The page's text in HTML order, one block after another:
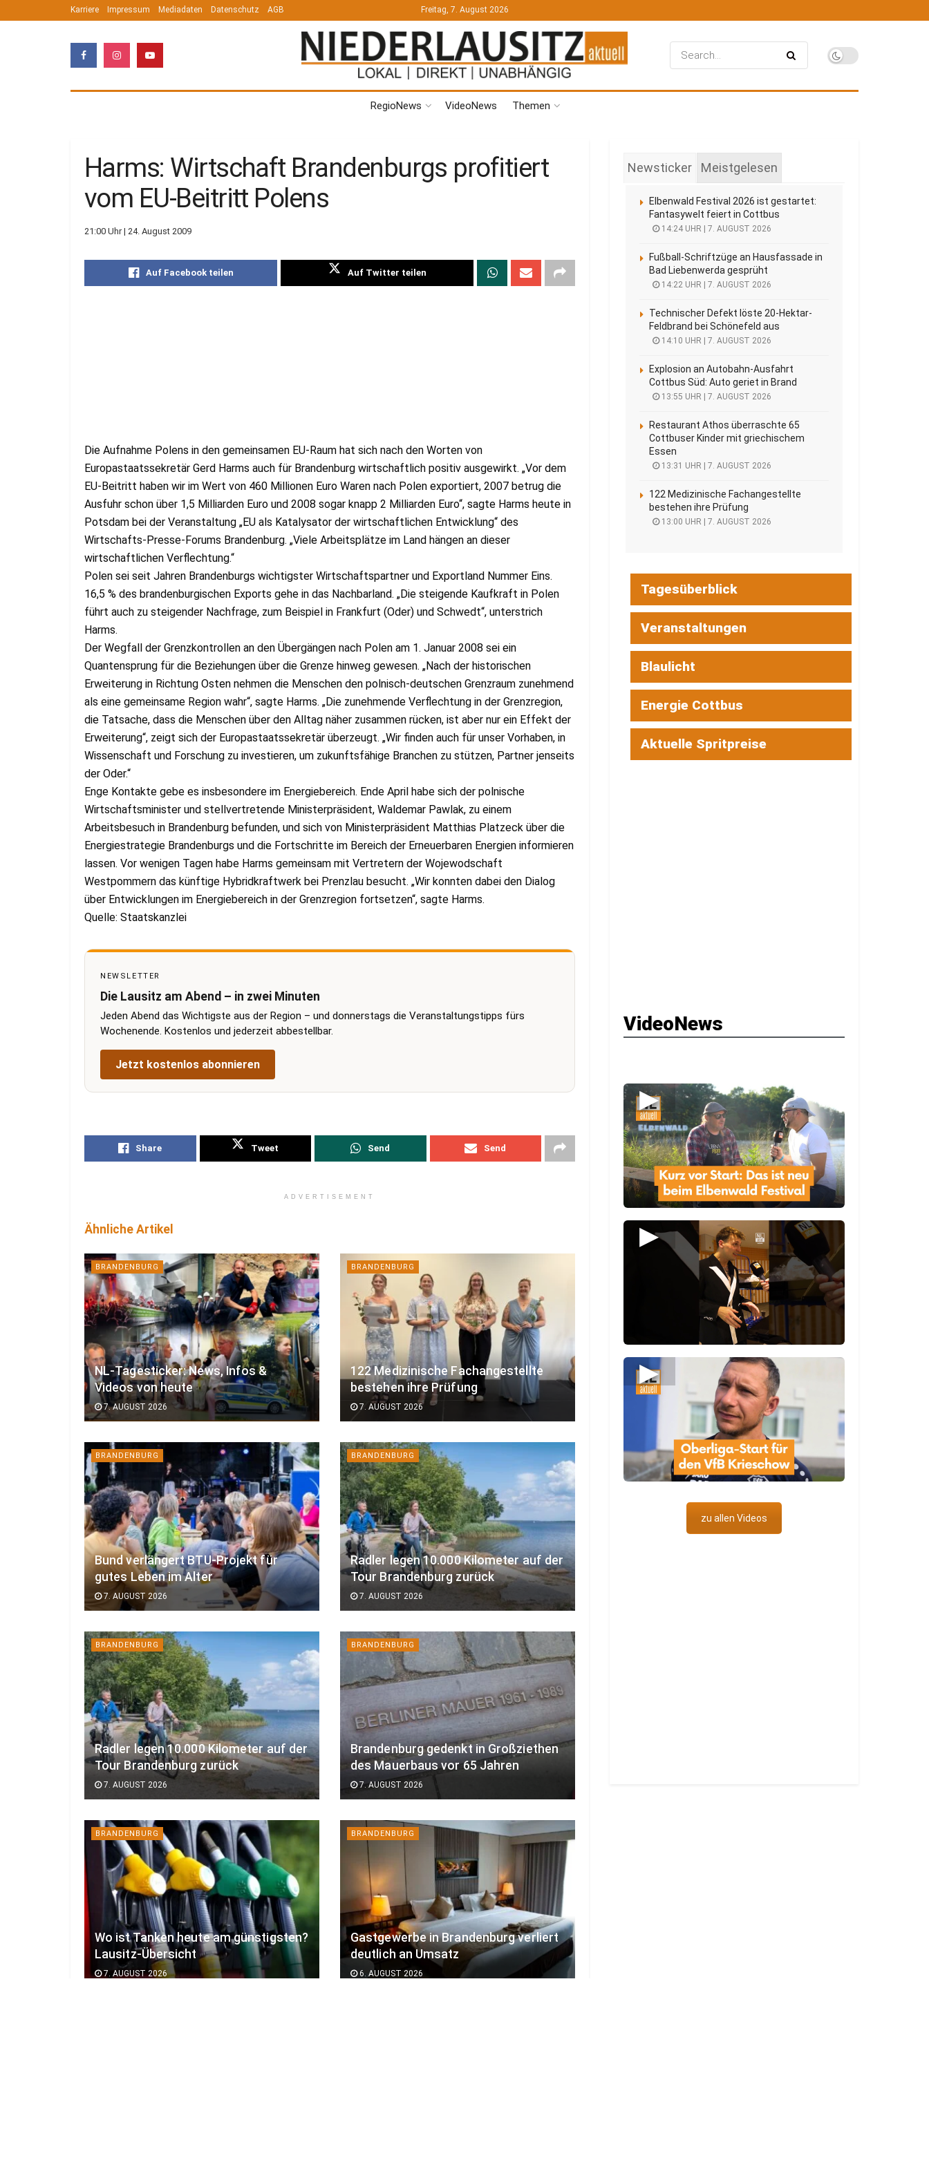
Karriere Impressum Mediadaten Datenschutz AGB Freitag, 7. August 2026
RegioNews VideoNews Themen
Harms: Wirtschaft Brandenburgs profitiert
vom EU-Beitritt Polens
21:00 Uhr | 24. August 2009
Auf Facebook teilen Auf Twitter teilen
Die Aufnahme Polens in den gemeinsamen EU-Raum hat sich nach den Worten von
Europastaatssekretär Gerd Harms auch für Brandenburg wirtschaftlich positiv ausgewirkt. „Vor dem
EU-Beitritt haben wir im Wert von 460 Millionen Euro Waren nach Polen exportiert, 2007 betrug die
Ausfuhr schon über 1,5 Milliarden Euro und 2008 sogar knapp 2 Milliarden Euro“, sagte Harms heute in
Potsdam bei der Veranstaltung „EU als Katalysator der wirtschaftlichen Entwicklung“ des
Wirtschafts-Presse-Forums Brandenburg. „Viele Arbeitsplätze im Land hängen an dieser
wirtschaftlichen Verflechtung.“
Polen sei seit Jahren Brandenburgs wichtigster Wirtschaftspartner und Exportland Nummer Eins.
16,5 % des brandenburgischen Exports gehe in das Nachbarland. „Die steigende Kaufkraft in Polen
führt auch zu steigender Nachfrage, zum Beispiel in Frankfurt (Oder) und Schwedt“, unterstrich
Harms.
Der Wegfall der Grenzkontrollen an den Übergängen nach Polen am 1. Januar 2008 sei ein
Quantensprung für die Beziehungen über die Grenze hinweg gewesen. „Nach der historischen
Erweiterung in Richtung Osten nehmen die Menschen den polnisch-deutschen Grenzraum zunehmend
als eine gemeinsame Region wahr“, sagte Harms. „Die zunehmende Verflechtung in der Grenzregion,
die Tatsache, dass die Menschen über den Alltag näher zusammen rücken, ist aber nur ein Effekt der
Erweiterung“, zeigt sich der Europastaatssekretär überzeugt. „Wir finden auch für unser Vorhaben, in
Wissenschaft und Forschung zu investieren, um zukunftsfähige Branchen zu stützen, Partner jenseits
der Oder.“
Enge Kontakte gebe es insbesondere im Energiebereich. Ende April habe sich der polnische
Wirtschaftsminister und stellvertretende Ministerpräsident, Waldemar Pawlak, zu einem
Arbeitsbesuch in Brandenburg befunden, und sich von Ministerpräsident Matthias Platzeck über die
Energiestrategie Brandenburgs und die Fortschritte im Bereich der Erneuerbaren Energien informieren
lassen. Vor wenigen Tagen habe Harms gemeinsam mit Vertretern der Wojewodschaft
Westpommern das künftige Hybridkraftwerk bei Prenzlau besucht. „Wir konnten dabei den Dialog
über Entwicklungen im Energiebereich in der Grenzregion fortsetzen“, sagte Harms.
Quelle: Staatskanzlei
NEWSLETTER
Die Lausitz am Abend – in zwei Minuten
Jeden Abend das Wichtigste aus der Region – und donnerstags die Veranstaltungstipps fürs
Wochenende. Kostenlos und jederzeit abbestellbar.
Jetzt kostenlos abonnieren
Share Tweet Send Send
ADVERTISEMENT
Ähnliche Artikel
BRANDENBURG
NL-Tagesticker: News, Infos &
Videos von heute
7. AUGUST 2026
BRANDENBURG
122 Medizinische Fachangestellte
bestehen ihre Prüfung
7. AUGUST 2026
BRANDENBURG
Bund verlängert BTU-Projekt für
gutes Leben im Alter
7. AUGUST 2026
BRANDENBURG
Radler legen 10.000 Kilometer auf der
Tour Brandenburg zurück
7. AUGUST 2026
BRANDENBURG
Radler legen 10.000 Kilometer auf der
Tour Brandenburg zurück
7. AUGUST 2026
BRANDENBURG
Brandenburg gedenkt in Großziethen
des Mauerbaus vor 65 Jahren
7. AUGUST 2026
BRANDENBURG
Wo ist Tanken heute am günstigsten?
Lausitz-Übersicht
7. AUGUST 2026
BRANDENBURG
Gastgewerbe in Brandenburg verliert
deutlich an Umsatz
6. AUGUST 2026
Newsticker Meistgelesen
Elbenwald Festival 2026 ist gestartet:
Fantasywelt feiert in Cottbus
14:24 UHR | 7. AUGUST 2026
Fußball-Schriftzüge an Hausfassade in
Bad Liebenwerda gesprüht
14:22 UHR | 7. AUGUST 2026
Technischer Defekt löste 20-Hektar-
Feldbrand bei Schönefeld aus
14:10 UHR | 7. AUGUST 2026
Explosion an Autobahn-Ausfahrt
Cottbus Süd: Auto geriet in Brand
13:55 UHR | 7. AUGUST 2026
Restaurant Athos überraschte 65
Cottbuser Kinder mit griechischem
Essen
13:31 UHR | 7. AUGUST 2026
122 Medizinische Fachangestellte
bestehen ihre Prüfung
13:00 UHR | 7. AUGUST 2026
Tagesüberblick
Veranstaltungen
Blaulicht
Energie Cottbus
Aktuelle Spritpreise
VideoNews
▶
▶
▶
zu allen Videos